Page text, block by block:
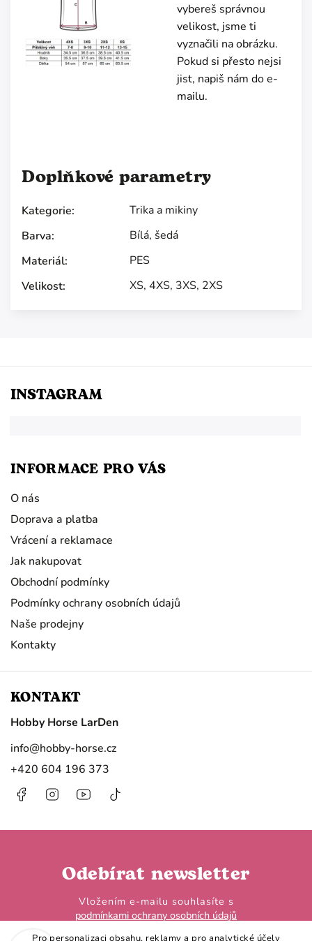
Pro personalizaci obsahu, reklamy a pro analytické účely
vybereš správnou
velikost, jsme ti
vyznačili na obrázku.
Pokud si přesto nejsi
jist, napiš nám do e-
mailu.
Doplňkové parametry
Kategorie:
Trika a mikiny
Barva: Bílá, šedá
Materiál:
PES
Velikost: XS, 4XS, 3XS, 2XS
INSTAGRAM
Odebírat newsletter
Vložením e-mailu souhlasíte s
podmínkami ochrany osobních údajů
INFORMACE PRO VÁS
O nás
Doprava a platba
Vrácení a reklamace
Jak nakupovat
Obchodní podmínky
Podmínky ochrany osobních údajů
Naše prodejny
Kontakty
KONTAKT
Hobby Horse LarDen
info@hobby-horse.cz
+420 604 196 373
FacebookInstagramhttps://www.youtube.com/